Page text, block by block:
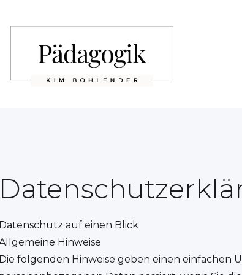
Datenschutz auf einen Blick
Hinweise
Die folgenden Hinweise geben einen einfachen